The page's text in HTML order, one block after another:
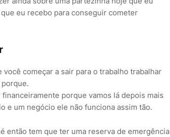
eu recebo para conseguir cometer
começar a sair para o trabalho trabalhar
porque vamos lá depois mais
e um negócio ele não funciona assim tão.
então tem que ter uma reserva de emergência